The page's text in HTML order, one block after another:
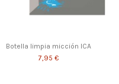
Botella limpia micción ICA
7,95 €